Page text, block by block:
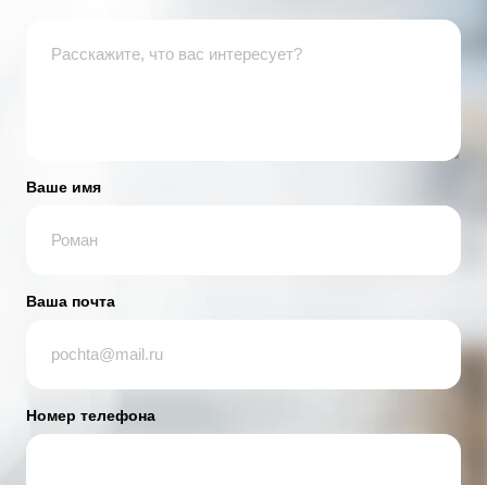
Ваше имя
Ваша почта
Номер телефона